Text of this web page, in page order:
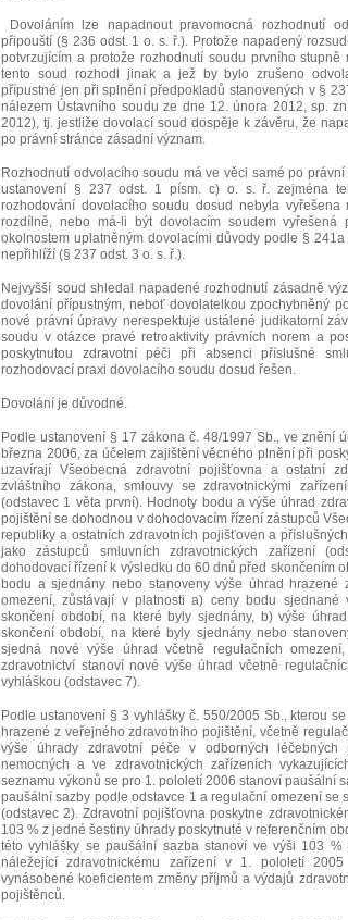
Dovoláním lze napadnout pravomocná rozhodnutí
připouští (§ 236 odst. 1 o. s. ř.). Protože napadený
potvrzujícím a protože rozhodnutí soudu prvního
tento soud rozhodl jinak a jež by bylo zrušeno
přípustné jen při splnění předpokladů stanovených v §
nálezem Ústavního soudu ze dne 12. února 2012, sp.
2012), tj. jestliže dovolací soud dospěje k závěru, že
po právní stránce zásadní význam.
Rozhodnutí odvolacího soudu má ve věci samé po
ustanovení § 237 odst. 1 písm. c) o. s. ř. zejména
rozhodování dovolacího soudu dosud nebyla
rozdílně, nebo má-li být dovolacím soudem vyřešená
okolnostem uplatněným dovolacími důvody podle §
nepřihlíží (§ 237 odst. 3 o. s. ř.).
Nejvyšší soud shledal napadené rozhodnutí zásadně
dovolání přípustným, neboť dovolatelkou zpochybněný
nové právní úpravy nerespektuje ustálené judikatorní
soudu v otázce pravé retroaktivity právních norem a
poskytnutou zdravotní péči při absenci příslušné
rozhodovací praxi dovolacího soudu dosud řešen.
Dovolání je důvodné.
Podle ustanovení § 17 zákona č. 48/1997 Sb., ve znění
března 2006, za účelem zajištění věcného plnění při
uzavírají Všeobecná zdravotní pojišťovna a ostatní
zvláštního zákona, smlouvy se zdravotnickými
(odstavec 1 věta první). Hodnoty bodu a výše úhrad
pojištění se dohodnou v dohodovacím řízení zástupců
republiky a ostatních zdravotních pojišťoven a
jako zástupců smluvních zdravotnických zařízení
dohodovací řízení k výsledku do 60 dnů před skončením
bodu a sjednány nebo stanoveny výše úhrad hrazené
omezení, zůstávají v platnosti a) ceny bodu
skončení období, na které byly sjednány, b) výše
skončení období, na které byly sjednány nebo
sjedná nové výše úhrad včetně regulačních
zdravotnictví stanoví nové výše úhrad včetně
vyhláškou (odstavec 7).
Podle ustanovení § 3 vyhlášky č. 550/2005 Sb., kterou
hrazené z veřejného zdravotního pojištění, včetně
výše úhrady zdravotní péče v odborných léčebných
nemocných a ve zdravotnických zařízeních
seznamu výkonů se pro 1. pololetí 2006 stanoví paušální
paušální sazby podle odstavce 1 a regulační omezení se
(odstavec 2). Zdravotní pojišťovna poskytne
103 % z jedné šestiny úhrady poskytnuté v referenčním
této vyhlášky se paušální sazba stanoví ve výši 103
náležející zdravotnickému zařízení v 1. pololetí
vynásobené koeficientem změny příjmů a výdajů
pojištěnců.